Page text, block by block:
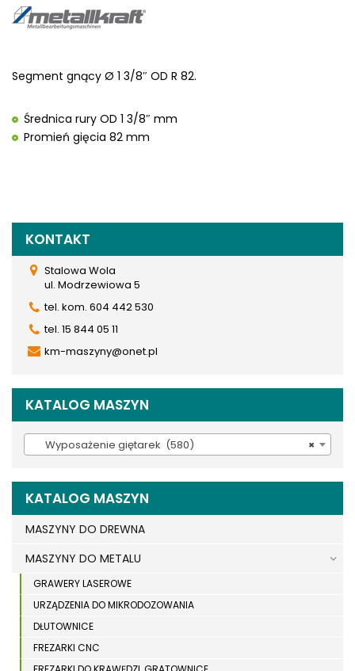
Segment gnący Ø 1 3/8″ OD R 82.
Średnica rury OD 1 3/8″ mm
Promień gięcia 82 mm
KONTAKT
Stalowa Wola
ul. Modrzewiowa 5
tel. kom. 604 442 530
tel. 15 844 05 11
km-maszyny@onet.pl
KATALOG MASZYN
×
Wyposażenie giętarek (580)
KATALOG MASZYN
MASZYNY DO DREWNA
MASZYNY DO METALU
GRAWERY LASEROWE
URZĄDZENIA DO MIKRODOZOWANIA
DŁUTOWNICE
FREZARKI CNC